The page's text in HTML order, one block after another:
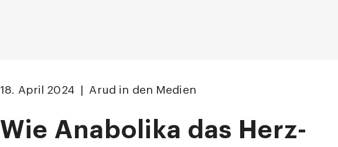
18. April 2024 | Arud in den Medien
Wie Anabolika das Herz-